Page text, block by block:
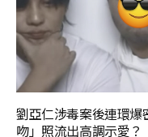
劉亞仁涉毒案後連環爆
吻」照流出高調示愛？